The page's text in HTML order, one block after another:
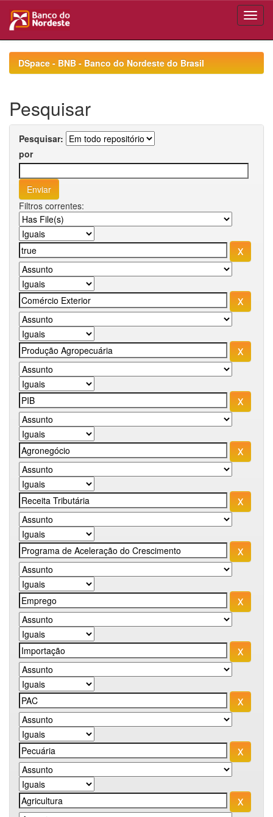
navigationDSpace - BNB - Banco do Nordeste do Brasil
Pesquisar
Pesquisar:
por
Filtros correntes: